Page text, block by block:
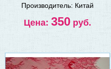
Производитель: Китай
Цена: 350 руб.